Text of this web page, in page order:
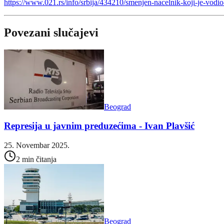
https://www.021.rs/info/srbija/434210/smenjen-nacelnik-koji-je-
Povezani slučajevi
Beograd
Represija u javnim preduzećima - Ivan Plavšić
25. Novembar 2025.
2 min čitanja
Beograd